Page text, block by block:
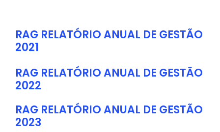
RAG RELATÓRIO ANUAL DE GESTÃO
2021
RAG RELATÓRIO ANUAL DE GESTÃO
2022
RAG RELATÓRIO ANUAL DE GESTÃO
2023